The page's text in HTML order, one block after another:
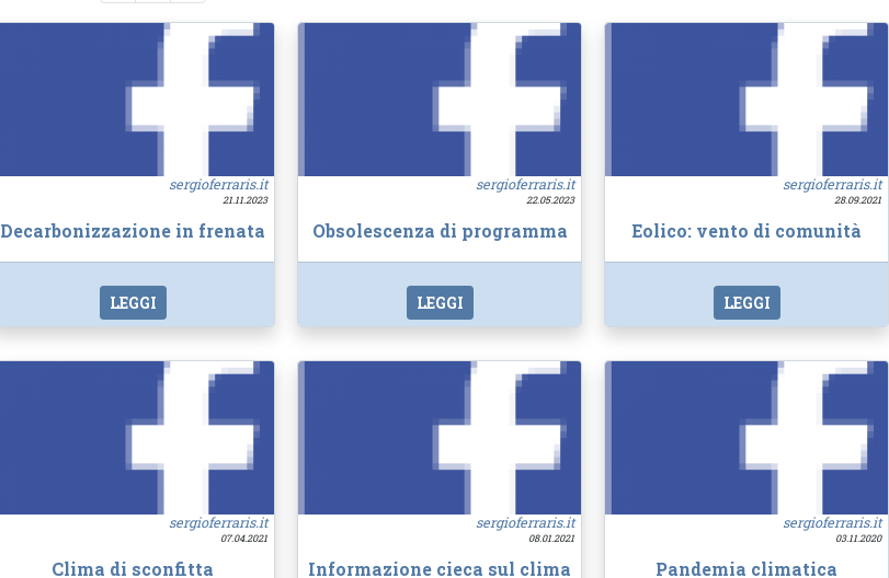
sergioferraris.it
21.11.2023
Decarbonizzazione in frenata
LEGGI
sergioferraris.it
22.05.2023
Obsolescenza di programma
LEGGI
sergioferraris.it
28.09.2021
Eolico: vento di comunità
LEGGI
sergioferraris.it
07.04.2021
Clima di sconfitta
sergioferraris.it
08.01.2021
Informazione cieca sul clima
sergioferraris.it
03.11.2020
Pandemia climatica